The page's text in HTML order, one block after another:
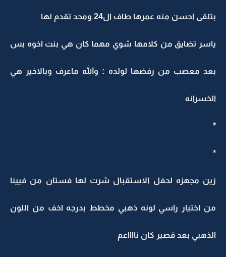
بتلقى احسن منه عمرها طاف ال24 ومحد تقدم لها
ياسر تضايق من كلامها شوي مهما كان هي بنت اخوه بس
بعد معصب من رفضها لولده : والله ماعرف وبالاخير هي
الخسرانه
*
*
زين مجهزه لحفل الاستقبال شرت لها فستان من فيينا
من اختيار راسي لونه ذهبي مخطط بدرجه اخف من اللون
الذهبي بعد قصير كان نااااعم